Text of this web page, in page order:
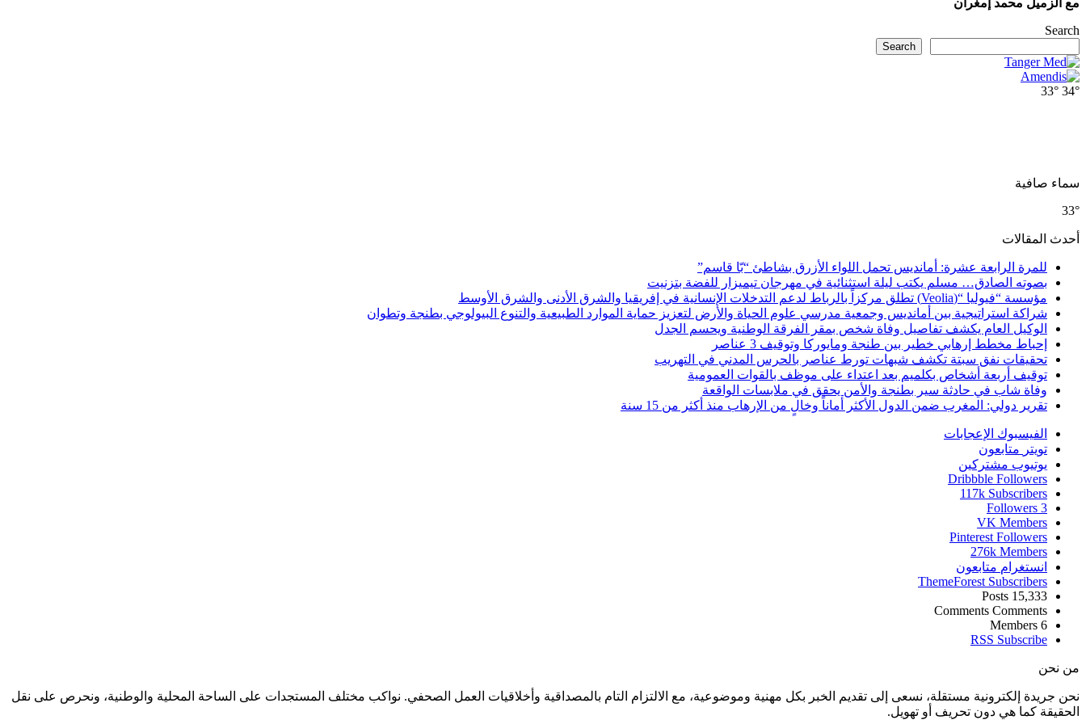
Search
Search
34°
33°
سماء صافية
33°
أحدث المقالات
للمرة الرابعة عشرة: أمانديس تحمل اللواء الأزرق بشاطئ “بّا قاسم”
بصوته الصادق… مسلم يكتب ليلة استثنائية في مهرجان تيميزار للفضة بتزنيت
مؤسسة “فيوليا “(Veolia) تطلق مركزاً بالرباط لدعم التدخلات الإنسانية في إفريقيا والشرق الأدنى والشرق الأوسط
شراكة استراتيجية بين أمانديس وجمعية مدرسي علوم الحياة والأرض لتعزيز حماية الموارد الطبيعية والتنوع البيولوجي بطنجة وتطوان
الوكيل العام يكشف تفاصيل وفاة شخص بمقر الفرقة الوطنية ويحسم الجدل
إحباط مخطط إرهابي خطير بين طنجة ومايوركا وتوقيف 3 عناصر
تحقيقات نفق سبتة تكشف شبهات تورط عناصر بالحرس المدني في التهريب
توقيف أربعة أشخاص بكلميم بعد اعتداء على موظف بالقوات العمومية
وفاة شاب في حادثة سير بطنجة والأمن يحقق في ملابسات الواقعة
تقرير دولي: المغرب ضمن الدول الأكثر أماناً وخالٍ من الإرهاب منذ أكثر من 15 سنة
الفيسبوك الإعجابات
تويتر متابعون
يوتيوب مشتركين
Dribbble Followers
117k Subscribers
3
Followers
VK Members
Pinterest Followers
276k Members
انستغرام متابعون
ThemeForest Subscribers
15,333
Posts
Comments Comments
6
Members
RSS Subscribe
من نحن
نحن جريدة إلكترونية مستقلة، نسعى إلى تقديم الخبر بكل مهنية وموضوعية، مع الالتزام التام بالمصداقية وأخلاقيات العمل الصحفي. نواكب مختلف المستجدات على الساحة المحلية والوطنية، ونحرص على نقل
الحقيقة كما هي دون تحريف أو تهويل.